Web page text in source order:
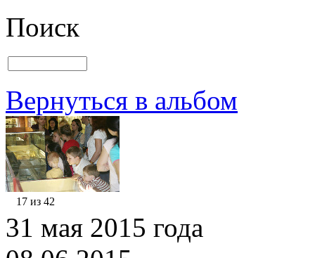
Поиск
Вернуться в альбом
17 из 42
31 мая 2015 года